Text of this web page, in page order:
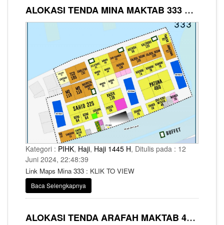
ALOKASI TENDA MINA MAKTAB 333 SYARIKAH AL BAIT GUESTS
Kategori : PIHK, Haji, Haji 1445 H, Ditulis pada : 12
Juni 2024, 22:48:39
Link Maps Mina 333 : KLIK TO VIEW
Baca Selengkapnya
ALOKASI TENDA ARAFAH MAKTAB 444, 555 DAN 666 SYARIKAH AL BAIT GUESTS